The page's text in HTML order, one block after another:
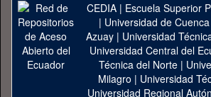
CEDIA| Escuela Superior
| Universidad de Cuenca
Azuay| Universidad
Universidad Central del
Técnica del Norte |
Milagro | Universidad
Universidad Regional